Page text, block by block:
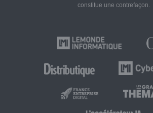
constitue une contrefaçon.